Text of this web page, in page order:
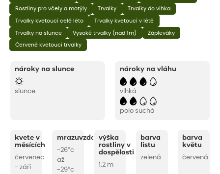
Rostliny pro včely a motýly Trvalky Trvalky do vlhka
Trvalky kvetoucí celé léto Trvalky kvetoucí v létě
Trvalky na slunce Vysoké trvalky (nad 1m) Zápleváky
Červeně kvetoucí trvalky
nároky na slunce
slunce
nároky na vláhu
vlhká
polo suchá
kvete v
měsících
červenec
- září
mrazuvzdornost
-26°c
až
-29°c
výška
rostliny v
dospělosti
1,2 m
barva
listu
zelená
barva
květu
červená